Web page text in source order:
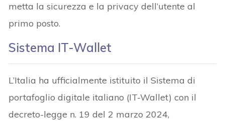
metta la sicurezza e la privacy dell’utente al
primo posto.
Sistema IT-Wallet
L’Italia ha ufficialmente istituito il Sistema di
portafoglio digitale italiano (IT-Wallet) con il
decreto-legge n. 19 del 2 marzo 2024,